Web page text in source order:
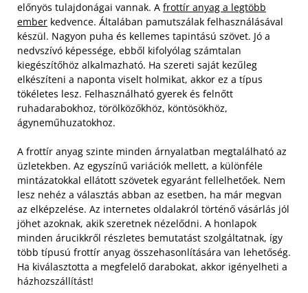
előnyös tulajdonágai vannak. A frottír anyag a legtöbb
ember kedvence. Általában pamutszálak felhasználásával
készül. Nagyon puha és kellemes tapintású szövet. Jó a
nedvszívó képessége, ebből kifolyólag számtalan
kiegészítőhöz alkalmazható. Ha szereti saját kezűleg
elkészíteni a naponta viselt holmikat, akkor ez a típus
tökéletes lesz. Felhasználható gyerek és felnőtt
ruhadarabokhoz, törölközőkhöz, köntösökhöz,
ágyneműhuzatokhoz.
A frottír anyag szinte minden árnyalatban megtalálható az
üzletekben. Az egyszínű variációk mellett, a különféle
mintázatokkal ellátott szövetek egyaránt fellelhetőek. Nem
lesz nehéz a választás abban az esetben, ha már megvan
az elképzelése. Az internetes oldalakról történő vásárlás jól
jöhet azoknak, akik szeretnek nézelődni. A honlapok
minden árucikkről részletes bemutatást szolgáltatnak, így
több típusú frottír anyag összehasonlítására van lehetőség.
Ha kiválasztotta a megfelelő darabokat, akkor igényelheti a
házhozszállítást!